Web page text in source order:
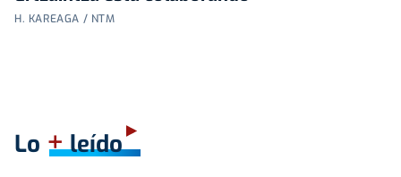
H. KAREAGA / NTM
Lo +leído